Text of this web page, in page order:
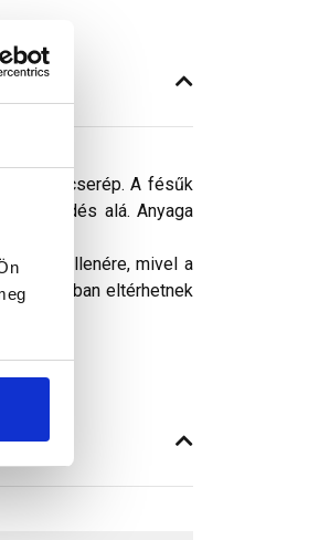
cserép. A fésűk
a fedés alá. Anyaga
ellenére, mivel a
eltérhetnek